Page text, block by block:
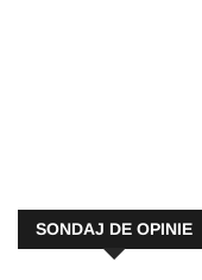
SONDAJ DE OPINIE